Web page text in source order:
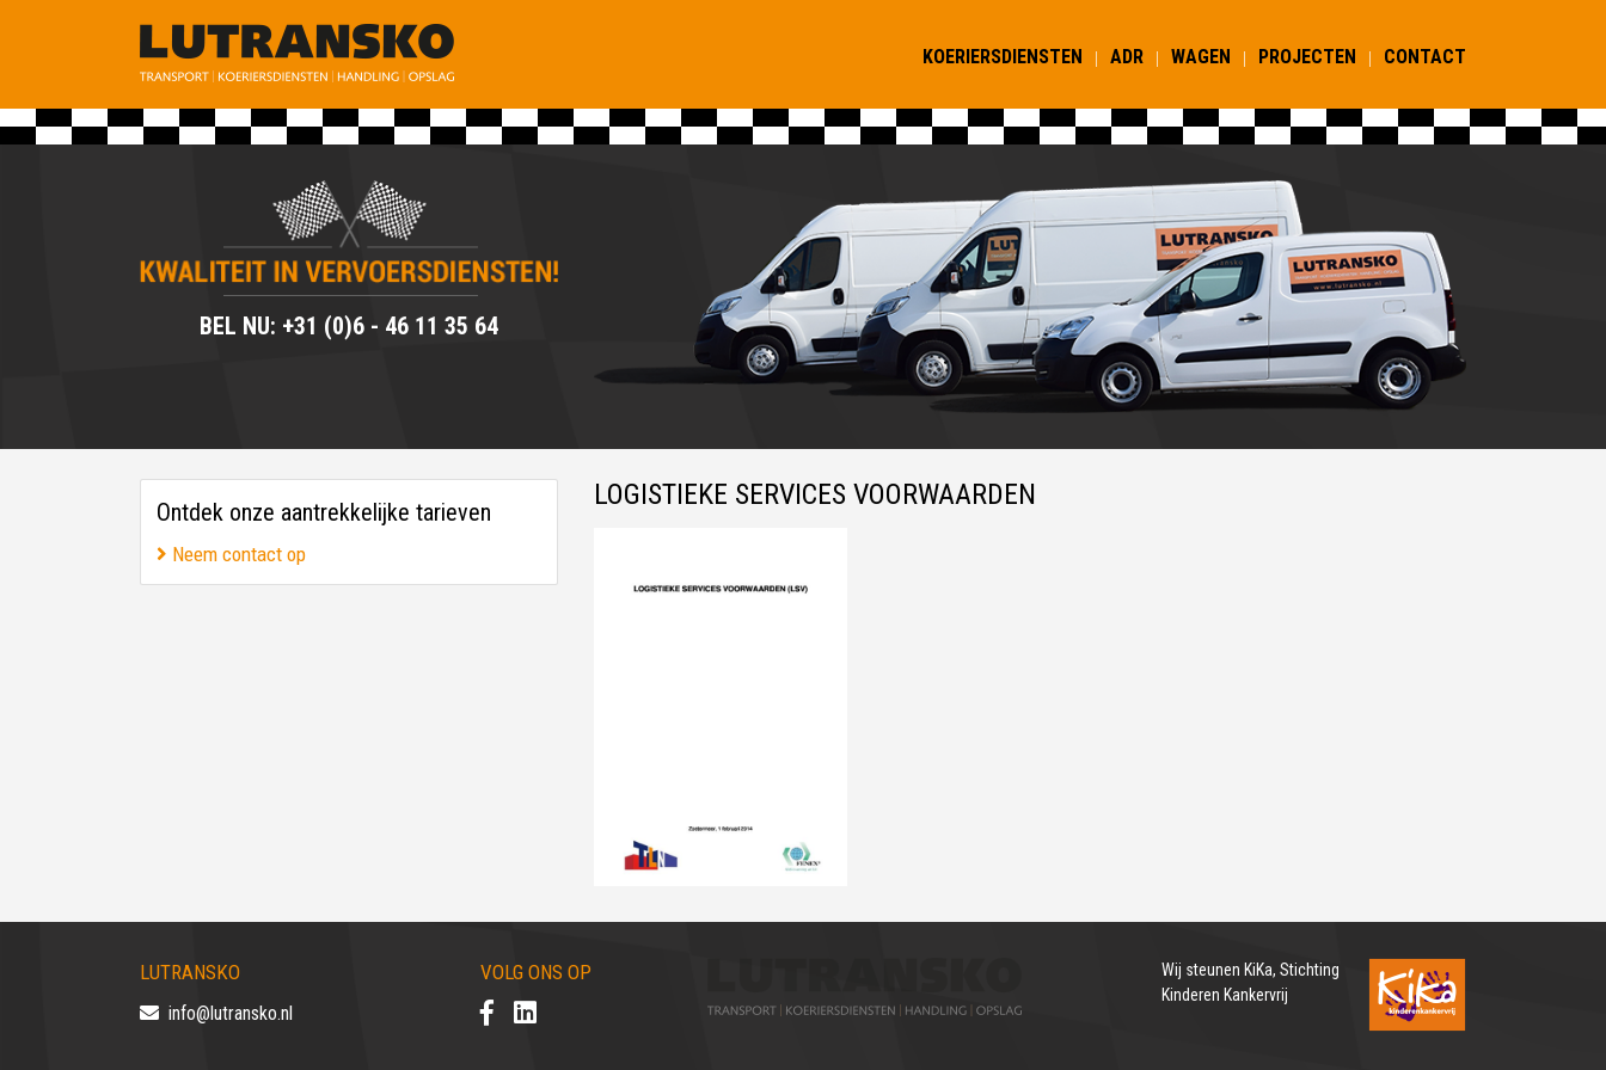
KOERIERSDIENSTEN ADR WAGEN PROJECTEN CONTACT
BEL NU: +31 (0)6 - 46 11 35 64
LOGISTIEKE SERVICES VOORWAARDEN
Ontdek onze aantrekkelijke tarieven
Neem contact op
LUTRANSKO
info@lutransko.nl
VOLG ONS OP Wij steunen KiKa, Stichting
Kinderen Kankervrij